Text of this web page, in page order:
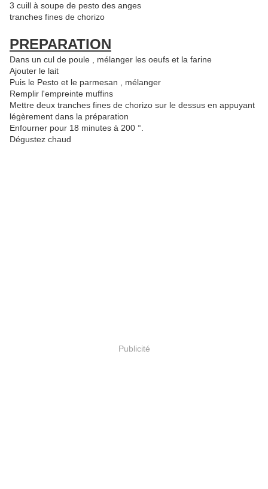
3 cuill à soupe de pesto des anges
tranches fines de chorizo
PREPARATION
Dans un cul de poule , mélanger les oeufs et la farine
Ajouter le lait
Puis le Pesto et le parmesan , mélanger
Remplir l'empreinte muffins
Mettre deux tranches fines de chorizo sur le dessus en appuyant
légèrement dans la préparation
Enfourner pour 18 minutes à 200 °.
Dégustez chaud
Publicité